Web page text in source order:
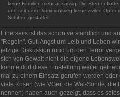
keine Familien mehr ansässig. Die
und seit dem Dominionkrieg keine zivilen Opfer
Schiffen gestattet.
Einerseits ist das schon verständlich und
"Regeln". Gut, Angst um Leib und Leben
jetzige Diskussion rund um den Terror
sich von Gewalt nicht die eigene
könnte dort diese Einstellung weiter
mal zu einem Einsatz gerufen werden
viele Krisen (wie VGer, die Wal-Sonde,
nennen) haben auch gezeigt, dass es